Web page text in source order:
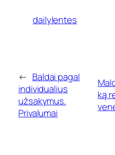
dailylentes
← Baldai pagal
individualius
užsakymus.
Privalumai
ką